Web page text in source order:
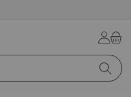
προθεσμία επιστροφής